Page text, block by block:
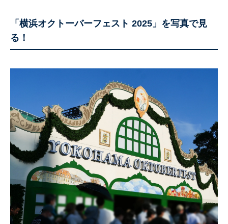
「横浜オクトーバーフェスト 2025」を写真で見
る！